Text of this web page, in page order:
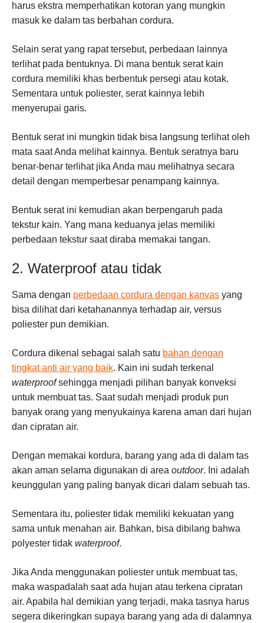
harus ekstra memperhatikan kotoran yang mungkin
masuk ke dalam tas berbahan cordura.
Selain serat yang rapat tersebut, perbedaan lainnya
terlihat pada bentuknya. Di mana bentuk serat kain
cordura memiliki khas berbentuk persegi atau kotak.
Sementara untuk poliester, serat kainnya lebih
menyerupai garis.
Bentuk serat ini mungkin tidak bisa langsung terlihat oleh
mata saat Anda melihat kainnya. Bentuk seratnya baru
benar-benar terlihat jika Anda mau melihatnya secara
detail dengan memperbesar penampang kainnya.
Bentuk serat ini kemudian akan berpengaruh pada
tekstur kain. Yang mana keduanya jelas memiliki
perbedaan tekstur saat diraba memakai tangan.
2. Waterproof atau tidak
Sama dengan perbedaan cordura dengan kanvas yang
bisa dilihat dari ketahanannya terhadap air, versus
poliester pun demikian.
Cordura dikenal sebagai salah satu bahan dengan
tingkat anti air yang baik. Kain ini sudah terkenal
waterproofsehingga menjadi pilihan banyak konveksi
untuk membuat tas. Saat sudah menjadi produk pun
banyak orang yang menyukainya karena aman dari hujan
dan cipratan air.
Dengan memakai kordura, barang yang ada di dalam tas
akan aman selama digunakan di area outdoor. Ini adalah
keunggulan yang paling banyak dicari dalam sebuah tas.
Sementara itu, poliester tidak memiliki kekuatan yang
sama untuk menahan air. Bahkan, bisa dibilang bahwa
polyester tidak waterproof.
Jika Anda menggunakan poliester untuk membuat tas,
maka waspadalah saat ada hujan atau terkena cipratan
air. Apabila hal demikian yang terjadi, maka tasnya harus
segera dikeringkan supaya barang yang ada di dalamnya